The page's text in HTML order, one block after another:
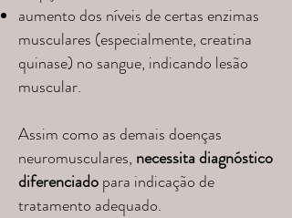
aumento dos níveis de certas enzimas
musculares (especialmente, creatina
quinase) no sangue, indicando lesão
muscular.
Assim como as demais doenças
neuromusculares, necessita diagnóstico
diferenciadopara indicação de
tratamento adequado.